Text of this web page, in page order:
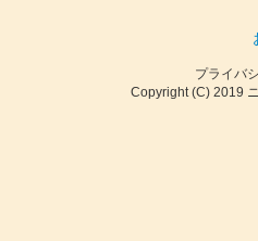
プライバ
Copyright (C) 2019